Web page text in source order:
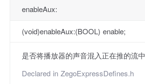
enableAux:
(void)enableAux:(BOOL) enable;
是否将播放器的声音混入正在推的流中
Declared in ZegoExpressDefines.h